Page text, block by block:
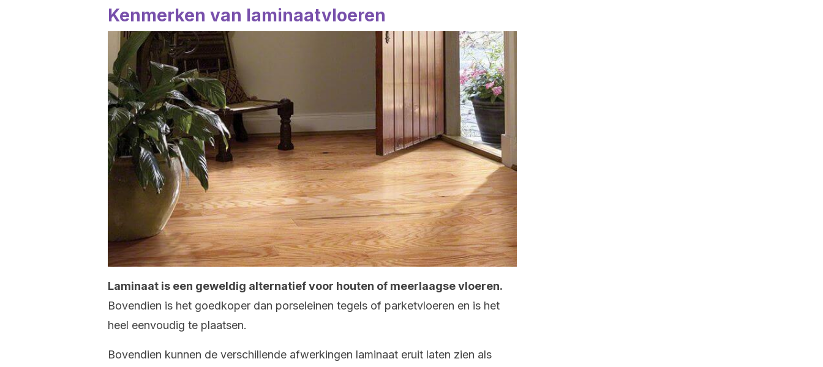
Kenmerken van laminaatvloeren
Laminaat is een geweldig alternatief voor houten of meerlaagse vloeren.
Bovendien is het goedkoper dan porseleinen tegels of parketvloeren en is het
heel eenvoudig te plaatsen.
Bovendien kunnen de verschillende afwerkingen laminaat eruit laten zien als